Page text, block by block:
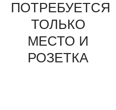
ПОТРЕБУЕТСЯ
ТОЛЬКО
МЕСТО И
РОЗЕТКА